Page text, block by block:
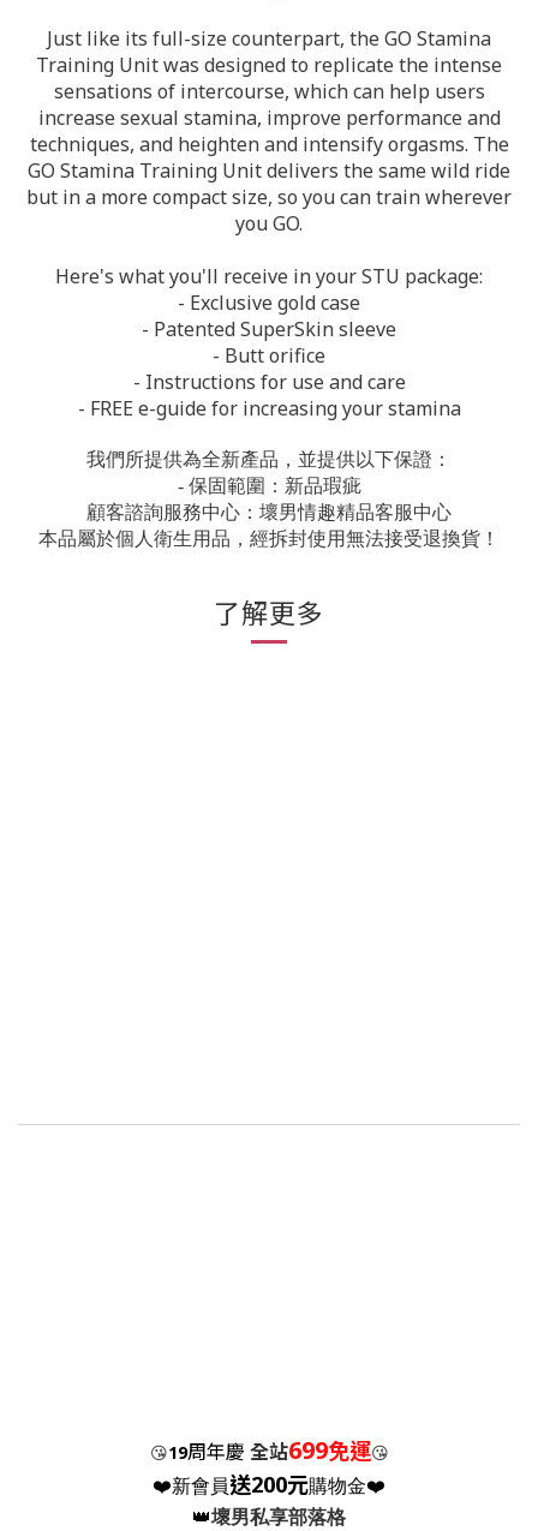
Just like its full-size counterpart, the GO Stamina
Training Unit was designed to replicate the intense
sensations of intercourse, which can help users
increase sexual stamina, improve performance and
techniques, and heighten and intensify orgasms. The
GO Stamina Training Unit delivers the same wild ride
but in a more compact size, so you can train wherever
you GO.
Here's what you'll receive in your STU package:
- Exclusive gold case
- Patented SuperSkin sleeve
- Butt orifice
- Instructions for use and care
- FREE e-guide for increasing your stamina
我們所提供為全新產品，並提供以下保證：
- 保固範圍：新品瑕疵
顧客諮詢服務中心：壞男情趣精品客服中心
本品屬於個人衛生用品，經拆封使用無法接受退換貨！
了解更多
😘19周年慶 全站699免運😘
❤️新會員送200元購物金❤️
👑壞男私享部落格